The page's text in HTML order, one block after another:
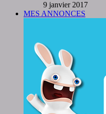
9 janvier 2017
MES ANNONCES